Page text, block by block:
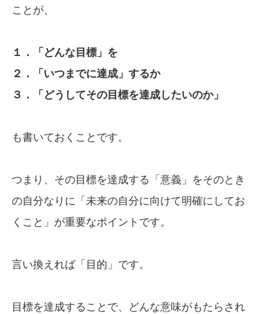
ことが、
１．「どんな目標」を
２．「いつまでに達成」するか
３．「どうしてその目標を達成したいのか」
も書いておくことです。
つまり、その目標を達成する「意義」をそのとき
の自分なりに「未来の自分に向けて明確にしてお
くこと」が重要なポイントです。
言い換えれば「目的」です。
目標を達成することで、どんな意味がもたらされ